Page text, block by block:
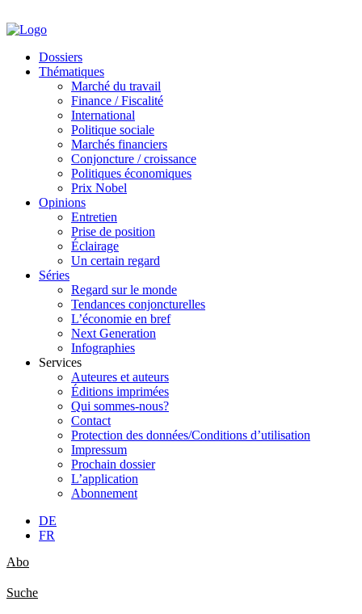
Dossiers
Thématiques
Marché du travail
Finance / Fiscalité
International
Politique sociale
Marchés financiers
Conjoncture / croissance
Politiques économiques
Prix Nobel
Opinions
Entretien
Prise de position
Éclairage
Un certain regard
Séries
Regard sur le monde
Tendances conjoncturelles
L’économie en bref
Next Generation
Infographies
Services
Auteures et auteurs
Éditions imprimées
Qui sommes-nous?
Contact
Protection des données/Conditions d’utilisation
Impressum
Prochain dossier
L’application
Abonnement
DE
FR
Abo
Suche